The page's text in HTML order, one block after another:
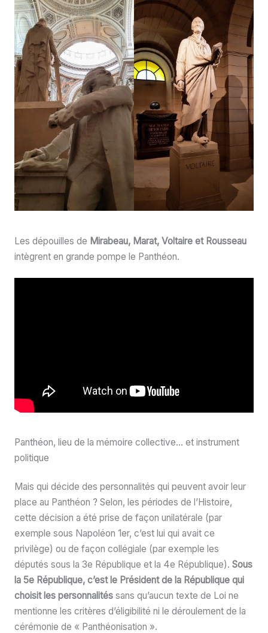
Les dépouilles de Mirabeau, Marat, Voltaire et Rousseau
intègrent en grande pompe le Panthéon.
Panthéon, lieu de la mémoire collective… et instrument
politique
Mais qui décide des personnalités qui peuvent avoir leur
place au Panthéon ? Selon, les périodes de l’Histoire,
cette décision a été prise de façon unilatérale (par
exemple sous Napoléon 1er, c’est lui qui avait ce
privilège) ou de façon collégiale (par exemple les
députés sous la 3e République et la 4e République). Sous
la 5e République, c’est le Président de la République qui
choisit les personnalités sans qu’aucun texte de Loi ne
mentionne les critères d’éligibilité ni le déroulement de la
cérémonie de « Panthéonisation ».